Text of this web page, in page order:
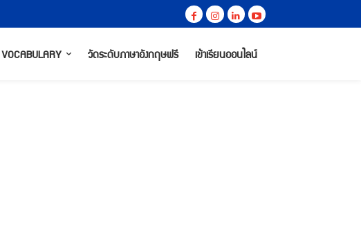
VOCABULARY วัดระดับภาษาอังกฤษฟรี เข้าเรียนออนไลน์